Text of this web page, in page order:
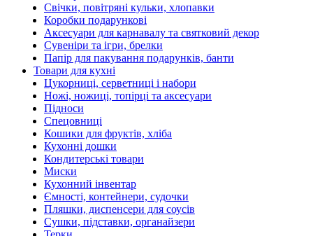
Свічки, повітряні кульки, хлопавки
Коробки подарункові
Аксесуари для карнавалу та святковий декор
Сувеніри та ігри, брелки
Папір для пакування подарунків, банти
Товари для кухні
Цукорниці, серветниці і набори
Ножі, ножиці, топірці та аксесуари
Підноси
Спецовниці
Кошики для фруктів, хліба
Кухонні дошки
Кондитерські товари
Миски
Кухонний інвентар
Ємності, контейнери, судочки
Пляшки, диспенсери для соусів
Сушки, підставки, органайзери